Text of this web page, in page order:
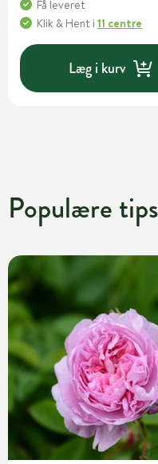
Få leveret
Klik & Hent i 11 centre
Læg i kurv
Populære